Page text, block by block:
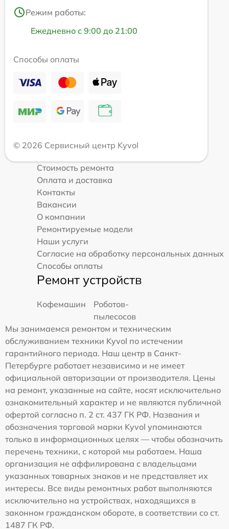
Режим работы:
Ежедневно с 9:00 до 21:00
Способы оплаты
© 2026 Сервисный центр Kyvol
Стоимость ремонта
Оплата и доставка
Контакты
Вакансии
О компании
Ремонтируемые модели
Наши услуги
Согласие на обработку персональных данных
Способы оплаты
Ремонт устройств
Кофемашин
Роботов-
пылесосов
Мы занимаемся ремонтом и техническим
обслуживанием техники Kyvol по истечении
гарантийного периода. Наш центр в Санкт-
Петербурге работает независимо и не имеет
официальной авторизации от производителя. Цены
на ремонт, указанные на сайте, носят исключительно
ознакомительный характер и не являются публичной
офертой согласно п. 2 ст. 437 ГК РФ. Названия и
обозначения торговой марки Kyvol упоминаются
только в информационных целях — чтобы обозначить
перечень техники, с которой мы работаем. Наша
организация не аффилирована с владельцами
указанных товарных знаков и не представляет их
интересы. Все виды ремонтных работ выполняются
исключительно на устройствах, находящихся в
законном гражданском обороте, в соответствии со ст.
1487 ГК РФ.